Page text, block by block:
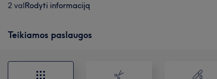
2 valRodyti informaciją
Teikiamos paslaugos